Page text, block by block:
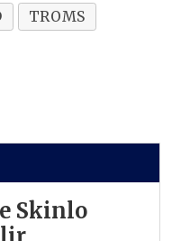
TROMS
Skinlo